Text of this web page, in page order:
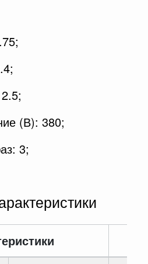
(В): 380;
3;